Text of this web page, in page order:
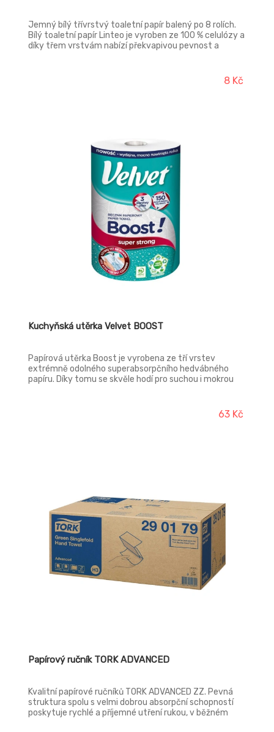
Jemný bílý třívrstvý toaletní papír balený po 8 rolích.
Bílý toaletní papír Linteo je vyroben ze 100 % celulózy a
díky třem vrstvám nabízí překvapivou pevnost a
8 Kč
Kuchyňská utěrka Velvet BOOST
Papírová utěrka Boost je vyrobena ze tří vrstev
extrémně odolného superabsorpčního hedvábného
papíru. Díky tomu se skvěle hodí pro suchou i mokrou
vytvářen s ohledem na životní prostředí. Je vyroben ze
63 Kč
Papírový ručník TORK ADVANCED
Kvalitní papírové ručníků TORK ADVANCED ZZ. Pevná
struktura spolu s velmi dobrou absorpční schopností
poskytuje rychlé a příjemné utření rukou, v běžném